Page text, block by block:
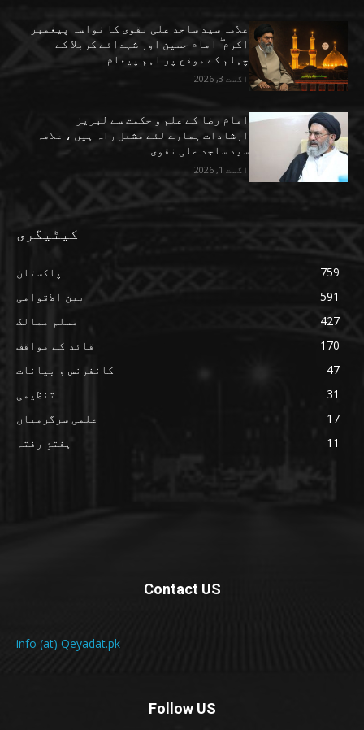
علامہ سید ساجد علی نقوی کا نواسہ پیغمبر
اکرم ۖ امام حسین اور شہدائے کربلا کے
چہلم کے موقع پر اہم پیغام
اگست 3, 2026
امام رضا کے علم و حکمت سے لبریز
ارشادات ہمارے لئے مشعل راہ ہیں ، علامہ
سید ساجد علی نقوی
اگست 1, 2026
کیٹیگری
پاکستان
759
بین الاقوامی
591
مسلم ممالک
427
قائد کے مواقف
170
کانفرنس و بیانات
47
تنظیمی
31
علمی سرگرمیاں
17
ہفتۂِ رفتہ
11
Contact US
info (at) Qeyadat.pk
Follow US